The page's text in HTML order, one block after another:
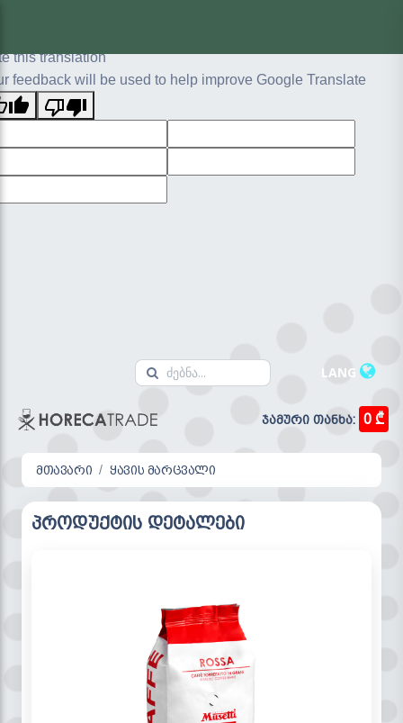
this translation
feedback will be used to help improve Google Translate
LANG
ჯამური თანხა: 0 ₾
მთავარი ყავის მარცვალი
პროდუქტის დეტალები